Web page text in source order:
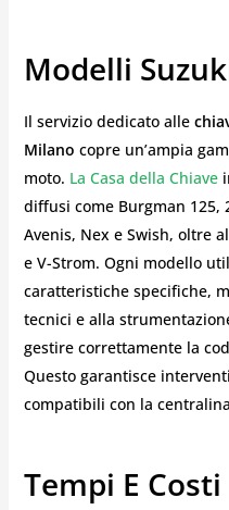
Modelli
Il servizio dedicato alle
Milano copre un’ampia
moto. La Casa della Chiave
diffusi come Burgman 125,
Avenis, Nex e Swish, oltre
e V-Strom. Ogni modello
caratteristiche specifiche,
tecnici e alla
gestire correttamente la
Questo garantisce
compatibili con la
Tempi E Costi